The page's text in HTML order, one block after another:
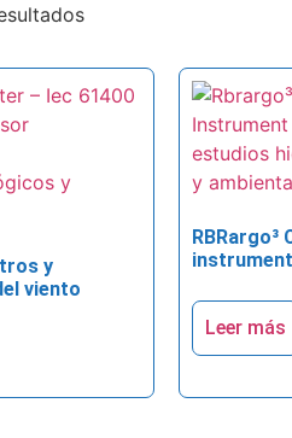
y
viento
RBRargo³
Leer más